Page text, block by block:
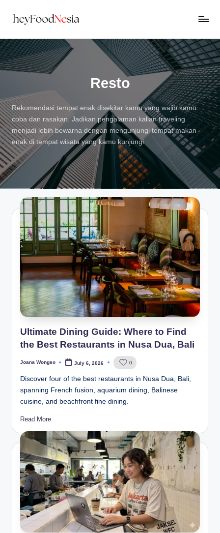
content
e
y
o
o
d
N
e
a
Kuliner
Enak
di
Resto
Rekomendasi tempat enak disekitar kamu yang wajib kamu
coba dan rasakan. Jadikan pengalaman kalian traveling
menjadi lebih bewarna dengan mengunjungi tempat makan
enak di tempat wisata yang kamu kunjungi
Ultimate Dining Guide: Where to Find
the Best Restaurants in Nusa Dua, Bali
Posted
Joana Wongso July 6, 2026 0
Discover four of the best restaurants in Nusa Dua, Bali,
spanning French fusion, aquarium dining, Balinese
cuisine, and beachfront fine dining.
Read More